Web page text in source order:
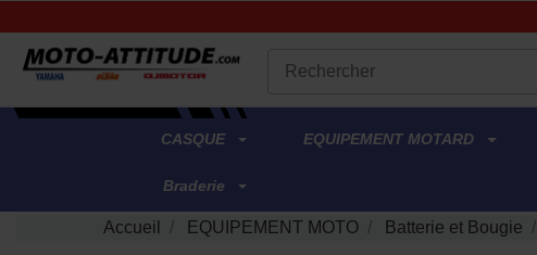
.
CASQUE EQUIPEMENT MOTARD
Braderie
Accueil EQUIPEMENT MOTO Batterie et Bougie